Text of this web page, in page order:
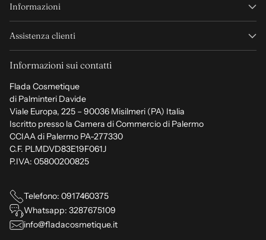
Informazioni
Assistenza clienti
Informazioni sui contatti
Flada Cosmetique
di Palminteri Davide
Viale Europa, 225 – 90036 Misilmeri (PA) Italia
Iscritto presso la Camera di Commercio di Palermo
CCIAA di Palermo PA-277330
C.F. PLMDVD83E19F061J
P.IVA: 05800200825
Telefono: 0917460375
Whatsapp: 3287675109
info@fladacosmetique.it